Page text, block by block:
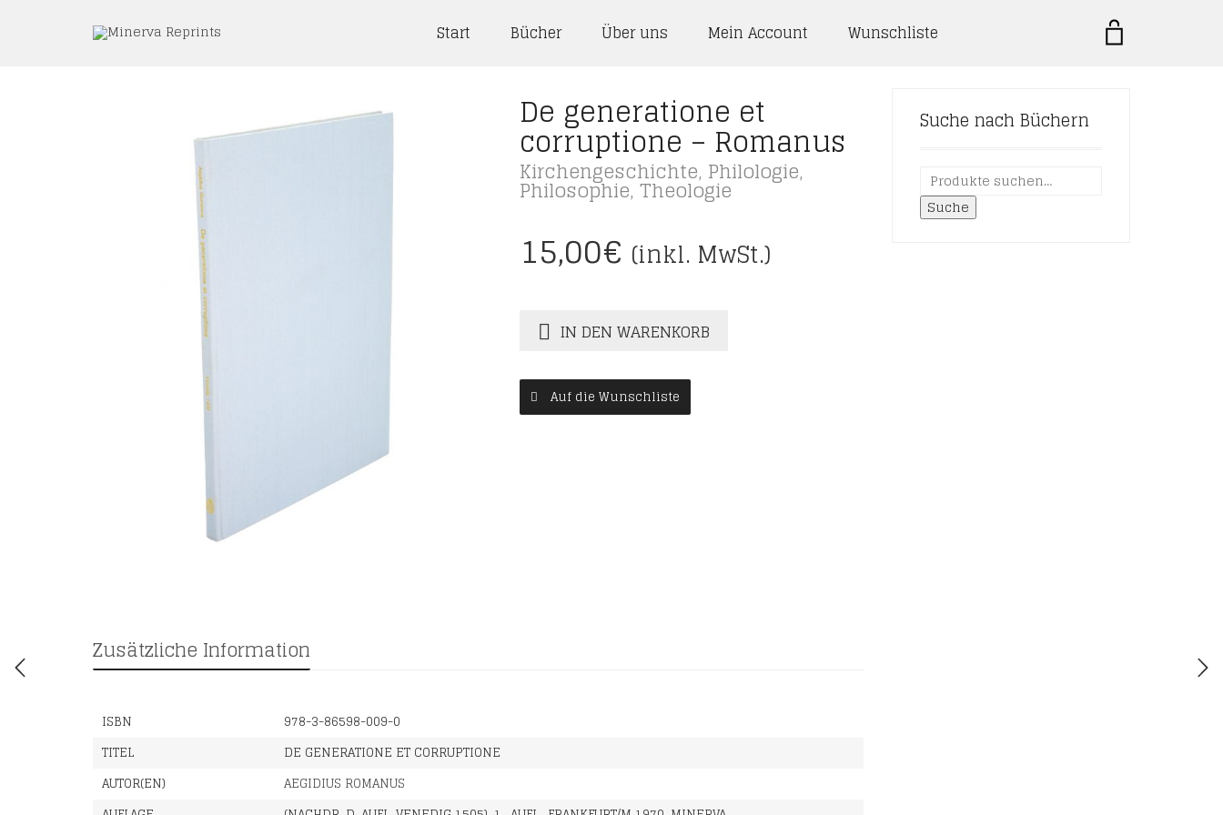
Start Bücher Über uns Mein Account Wunschliste
De generatione et
corruptione – Romanus
Kirchengeschichte, Philologie,
Philosophie,Theologie
15,00€ (inkl. MwSt.)
IN DEN WARENKORB
Auf die Wunschliste
Zusätzliche Information
ISBN
978-3-86598-009-0
TITEL
DE GENERATIONE ET CORRUPTIONE
AUTOR(EN)
AEGIDIUS ROMANUS
Suche nach Büchern
Suche